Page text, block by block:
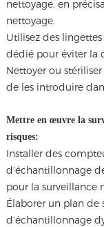
nettoyage, en
nettoyage.
Utilisez des
dédié pour éviter la
Nettoyer ou
de les introduire
Mettre en œuvre la
risques:
Installer des
d’échantillonnage
pour la surveillance
Élaborer un plan de
d’échantillonnage